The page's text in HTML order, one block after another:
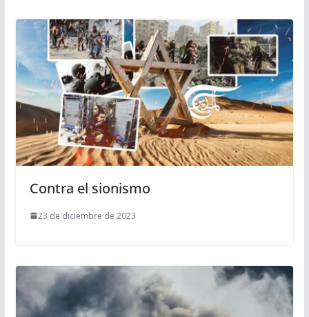
Contra el sionismo
23 de diciembre de 2023